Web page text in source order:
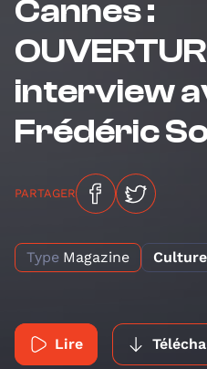
Cannes :
interview
Frédéric
PARTAGER
Type Magazine Culture
Lire